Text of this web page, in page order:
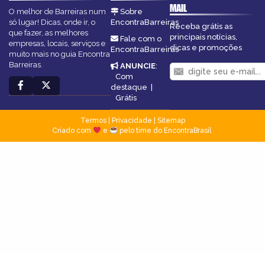
O melhor de Barreiras num
só lugar! Dicas, onde ir, o
que fazer, as melhores
empresas, locais, serviços e
muito mais no guia Encontra
Barreiras.
Sobre
EncontraBarreiras
Fale com o
EncontraBarreiras
ANUNCIE:
Com
destaque |
Grátis
MAIL
Receba grátis as
principais notícias,
dicas e promoções
Termos| Privacidade
Sitemap
Criado com
e pelo time do EncontraBrasil